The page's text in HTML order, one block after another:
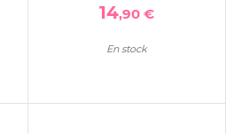
14,90 €
En stock